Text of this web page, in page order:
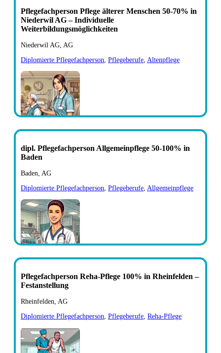
Pflegefachperson Pflege älterer Menschen 50-70% in
Niederwil AG – Individuelle
Weiterbildungsmöglichkeiten
Niederwil AG, AG
Diplomierte Pflegefachperson Pflegeberufe Altenpflege
dipl. Pflegefachperson Allgemeinpflege 50-100% in
Baden
Baden, AG
Diplomierte Pflegefachperson Pflegeberufe Allgemeinpflege
Pflegefachperson Reha-Pflege 100% in Rheinfelden –
Festanstellung
Rheinfelden, AG
Diplomierte Pflegefachperson Pflegeberufe Reha-Pflege